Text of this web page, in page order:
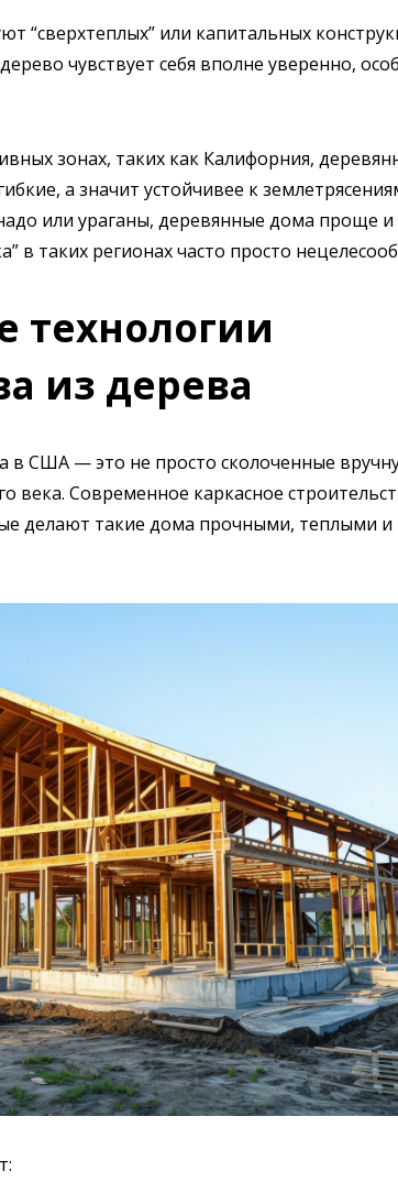
“сверхтеплых” или капитальных
чувствует себя вполне уверенно,
зонах, таких как Калифорния,
а значит устойчивее к
или ураганы, деревянные дома проще
в таких регионах часто просто
технологии
из дерева
в США — это не просто сколоченные
века. Современное каркасное
делают такие дома прочными, теплыми и